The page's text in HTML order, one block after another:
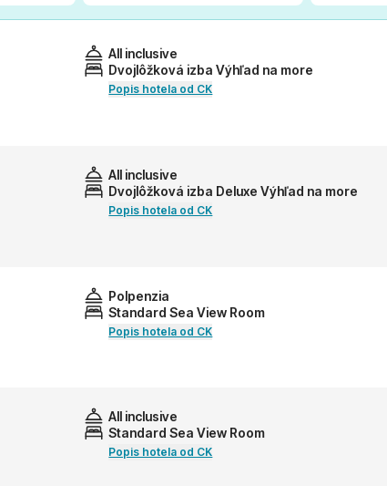
All inclusive
Dvojlôžková izba Výhľad na more
Popis hotela od CK
All inclusive
Dvojlôžková izba Deluxe Výhľad na more
Popis hotela od CK
Polpenzia
Standard Sea View Room
Popis hotela od CK
All inclusive
Standard Sea View Room
Popis hotela od CK